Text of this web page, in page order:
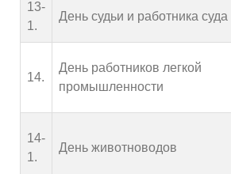
13-
1.
День судьи и работника суда
14.
День работников легкой
промышленности
14-
1.
День животноводов